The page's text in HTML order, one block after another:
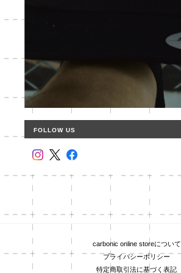
FOLLOW US
carbonic online storeについて
プライバシーポリシー
特定商取引法に基づく表記